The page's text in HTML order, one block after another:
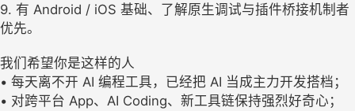
9. 有 Android / iOS 基础、了解原生调试与插件桥接机制者
优先。
我们希望你是这样的人
• 每天离不开 AI 编程工具，已经把 AI 当成主力开发搭档；
• 对跨平台 App、AI Coding、新工具链保持强烈好奇心；